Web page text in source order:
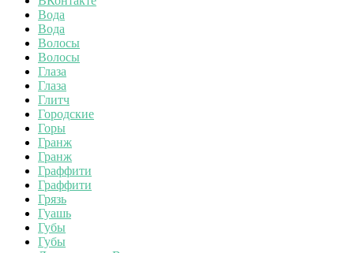
Вода
Вода
Волосы
Волосы
Глаза
Глаза
Глитч
Городские
Горы
Гранж
Гранж
Граффити
Граффити
Грязь
Гуашь
Губы
Губы